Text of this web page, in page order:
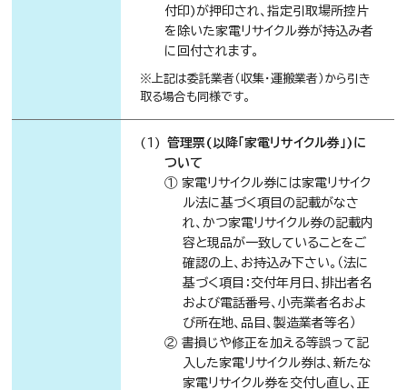
付印)が押印され、指定引取場所控片
を除いた家電リサイクル券が持込み者
に回付されます。
※上記は委託業者（収集・運搬業者）から引き
取る場合も同様です。
管理票(以降「家電リサイクル券」)に
ついて
① 家電リサイクル券には家電リサイク
ル法に基づく項目の記載がなさ
れ、かつ家電リサイクル券の記載内
容と現品が一致していることをご
確認の上、お持込み下さい。（法に
基づく項目：交付年月日、排出者名
および電話番号、小売業者名およ
び所在地、品目、製造業者等名）
② 書損じや修正を加える等誤って記
入した家電リサイクル券は、新たな
家電リサイクル券を交付し直し、正